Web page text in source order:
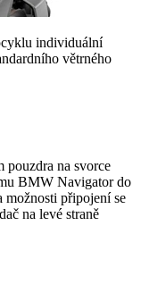
individuální
větrného
pouzdra na svorce
BMW Navigator do
možnosti připojení se
na levé straně